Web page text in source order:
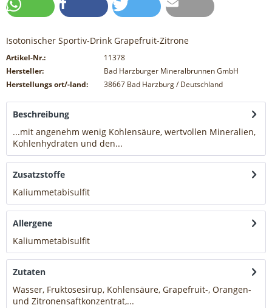
Isotonischer Sportiv-Drink Grapefruit-Zitrone
Artikel-Nr.:
11378
Hersteller:
Bad Harzburger Mineralbrunnen GmbH
Herstellungs ort/-land:
38667 Bad Harzburg / Deutschland
Beschreibung
...mit angenehm wenig Kohlensäure, wertvollen Mineralien,
Kohlenhydraten und den...
Zusatzstoffe
Kaliummetabisulfit
Allergene
Kaliummetabisulfit
Zutaten
Wasser, Fruktosesirup, Kohlensäure, Grapefruit-, Orangen-
und Zitronensaftkonzentrat,...